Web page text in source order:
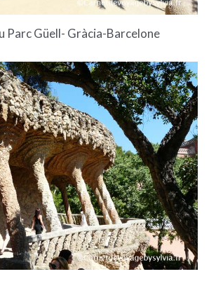
Parc Güell- Gràcia-Barcelone